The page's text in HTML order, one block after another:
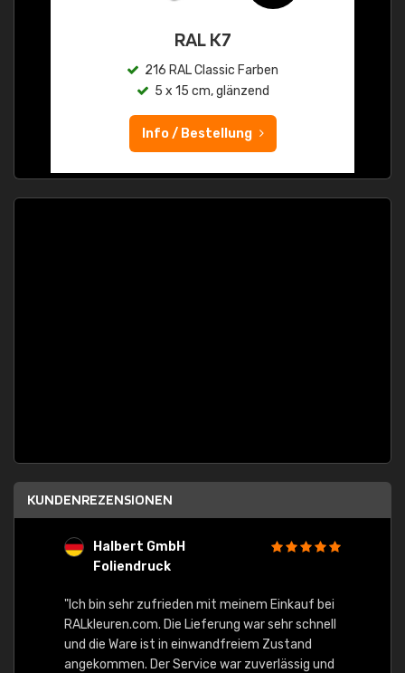
RAL K7
216 RAL Classic Farben
5 x 15 cm, glänzend
Info / Bestellung
KUNDENREZENSIONEN
Halbert GmbH
Foliendruck
"Ich bin sehr zufrieden mit meinem Einkauf bei
RALkleuren.com. Die Lieferung war sehr schnell
und die Ware ist in einwandfreiem Zustand
angekommen. Der Service war zuverlässig und